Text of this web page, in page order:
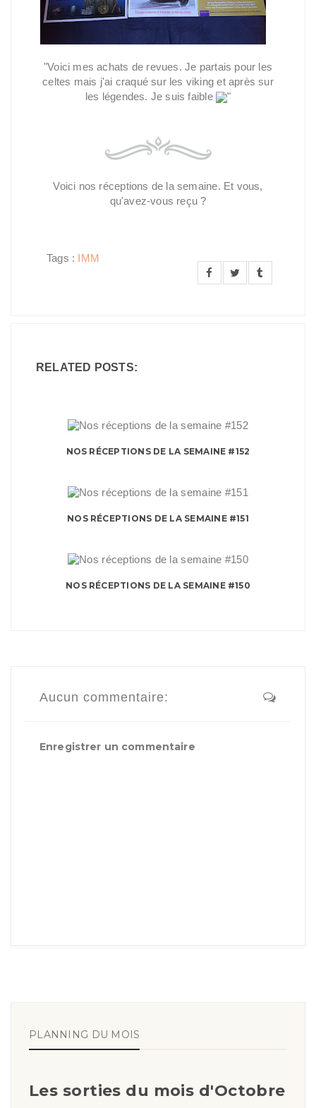
"Voici mes achats de revues. Je partais pour les
celtes mais j'ai craqué sur les viking et après sur
les légendes. Je suis faible
"
Voici nos réceptions de la semaine. Et vous,
qu'avez-vous reçu ?
Tags : IMM
RELATED POSTS:
NOS RÉCEPTIONS DE LA SEMAINE #152
NOS RÉCEPTIONS DE LA SEMAINE #151
NOS RÉCEPTIONS DE LA SEMAINE #150
Aucun commentaire:
Enregistrer un commentaire
PLANNING DU MOIS
Les sorties du mois d'Octobre